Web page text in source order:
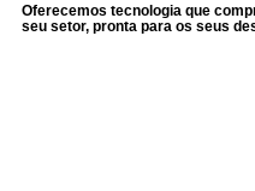
Oferecemos tecnologia que
seu setor, pronta para os seus